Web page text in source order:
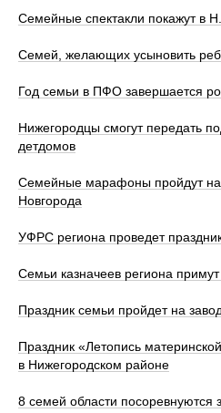
Семейные спектакли покажут в
Семей, желающих усыновить
Год семьи в ПФО завершается
Нижегородцы смогут передать
детдомов
Семейные марафоны пройдут
Новгорода
УФРС региона проведет
Семьи казначеев региона
Праздник семьи пройдет на
Праздник «Летопись
в Нижегородском районе
8 семей области посоревнуются